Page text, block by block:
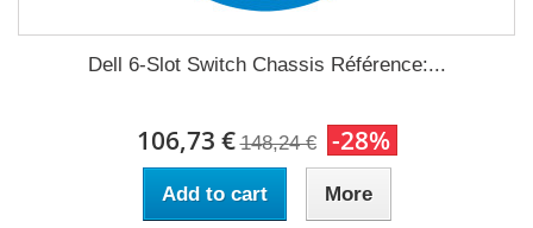
Dell 6-Slot Switch Chassis Référence:...
106,73 € 148,24 € -28%
Add to cart More